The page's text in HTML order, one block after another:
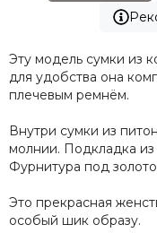
Эту модель сумки из
для удобства она
плечевым ремнём.
Внутри сумки из
молнии. Подкладка
Фурнитура под
Это прекрасная
особый шик образу.